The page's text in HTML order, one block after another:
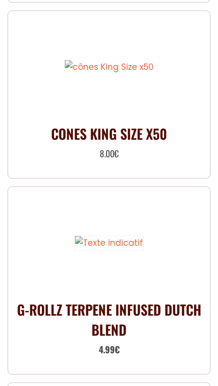
initial actuel
CONES KING SIZE X50
8.00€
G-ROLLZ TERPENE INFUSED DUTCH
BLEND
Le
initial
4.99€Le
actuel